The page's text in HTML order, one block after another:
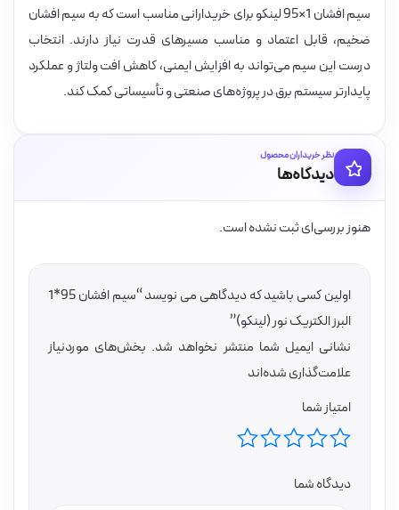
سیم افشان 1×95 لینکو برای خریدارانی مناسب است که به سیم افشان
ضخیم، قابل اعتماد و مناسب مسیرهای قدرت نیاز دارند. انتخاب
درست این سیم می‌تواند به افزایش ایمنی، کاهش افت ولتاژ و عملکرد
پایدارتر سیستم برق در پروژه‌های صنعتی و تأسیساتی کمک کند.
نظر خریداران محصول
دیدگاه‌ها
هنوز بررسی‌ای ثبت نشده است.
اولین کسی باشید که دیدگاهی می نویسد “سیم افشان 95*1
البرز الکتریک نور (لینکو)”
نشانی ایمیل شما منتشر نخواهد شد. بخش‌های موردنیاز
علامت‌گذاری شده‌اند
امتیاز شما
دیدگاه شما